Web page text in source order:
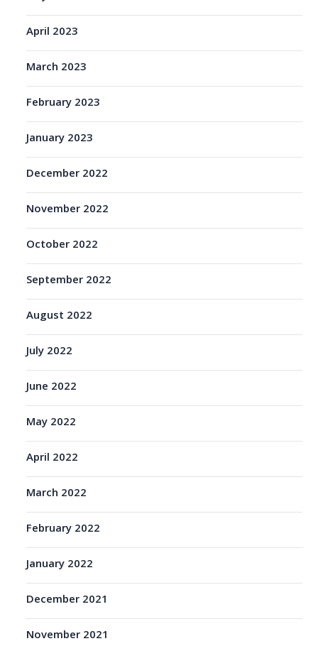
April 2023
March 2023
February 2023
January 2023
December 2022
November 2022
October 2022
September 2022
August 2022
July 2022
June 2022
May 2022
April 2022
March 2022
February 2022
January 2022
December 2021
November 2021